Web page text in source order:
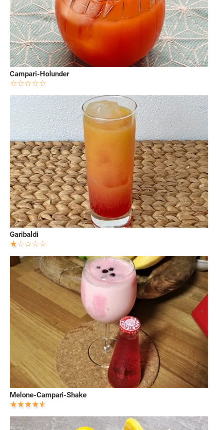
Campari-Holunder
Garibaldi
Melone-Campari-Shake